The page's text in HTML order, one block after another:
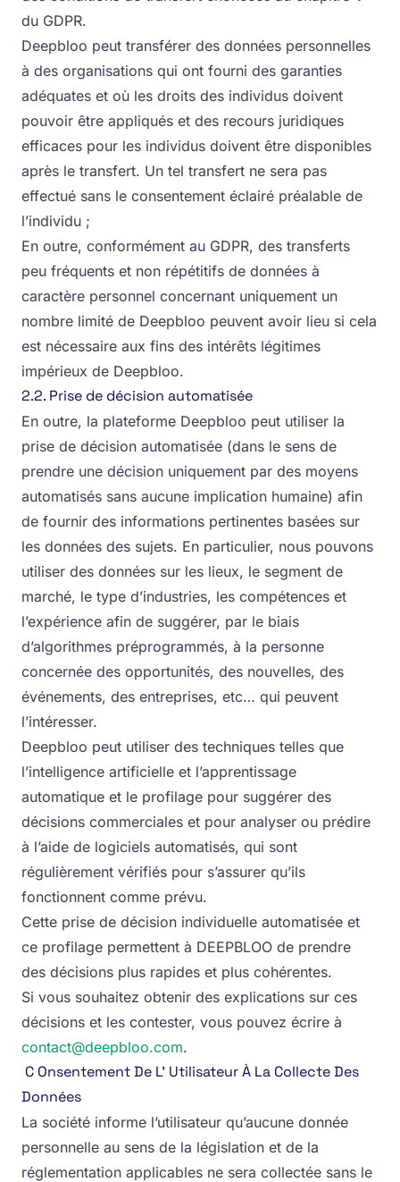
du GDPR.
Deepbloo peut transférer des données personnelles
à des organisations qui ont fourni des garanties
adéquates et où les droits des individus doivent
pouvoir être appliqués et des recours juridiques
efficaces pour les individus doivent être disponibles
après le transfert. Un tel transfert ne sera pas
effectué sans le consentement éclairé préalable de
l’individu ;
En outre, conformément au GDPR, des transferts
peu fréquents et non répétitifs de données à
caractère personnel concernant uniquement un
nombre limité de Deepbloo peuvent avoir lieu si cela
est nécessaire aux fins des intérêts légitimes
impérieux de Deepbloo.
2.2. Prise de décision automatisée
En outre, la plateforme Deepbloo peut utiliser la
prise de décision automatisée (dans le sens de
prendre une décision uniquement par des moyens
automatisés sans aucune implication humaine) afin
de fournir des informations pertinentes basées sur
les données des sujets. En particulier, nous pouvons
utiliser des données sur les lieux, le segment de
marché, le type d’industries, les compétences et
l’expérience afin de suggérer, par le biais
d’algorithmes préprogrammés, à la personne
concernée des opportunités, des nouvelles, des
événements, des entreprises, etc… qui peuvent
l’intéresser.
Deepbloo peut utiliser des techniques telles que
l’intelligence artificielle et l’apprentissage
automatique et le profilage pour suggérer des
décisions commerciales et pour analyser ou prédire
à l’aide de logiciels automatisés, qui sont
régulièrement vérifiés pour s’assurer qu’ils
fonctionnent comme prévu.
Cette prise de décision individuelle automatisée et
ce profilage permettent à DEEPBLOO de prendre
des décisions plus rapides et plus cohérentes.
Si vous souhaitez obtenir des explications sur ces
décisions et les contester, vous pouvez écrire à
contact@deepbloo.com.
‍ C Onsentement De L’ Utilisateur À La Collecte Des
Données
La société informe l’utilisateur qu’aucune donnée
personnelle au sens de la législation et de la
réglementation applicables ne sera collectée sans le